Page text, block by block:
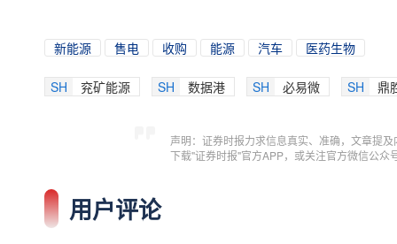
新能源 售电 收购 能源 汽车 医药生物
SH 兖矿能源 SH 数据港 SH 必易微 SH 鼎
声明：证券时报力求信息真实、准确，文章提
下载"证券时报"官方APP，或关注官方微信公
用户评论